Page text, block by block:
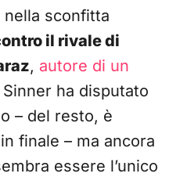
sconfitta
il rivale di
, autore di un
Sinner ha disputato
– del resto, è
finale – ma ancora
essere l’unico